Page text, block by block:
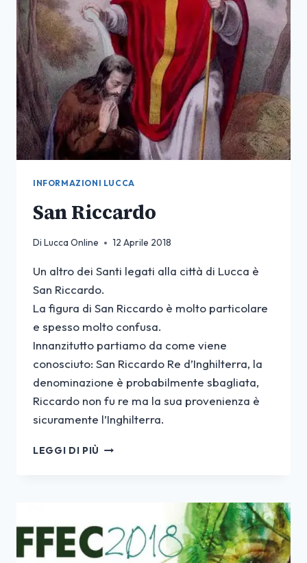
LUCCA?
INFORMAZIONI LUCCA
San Riccardo
Di Lucca Online 12 Aprile 2018
Un altro dei Santi legati alla città di Lucca è
San Riccardo.
La figura di San Riccardo è molto particolare
e spesso molto confusa.
Innanzitutto partiamo da come viene
conosciuto: San Riccardo Re d’Inghilterra, la
denominazione è probabilmente sbagliata,
Riccardo non fu re ma la sua provenienza è
sicuramente l’Inghilterra.
LEGGI DI PIÙ SAN